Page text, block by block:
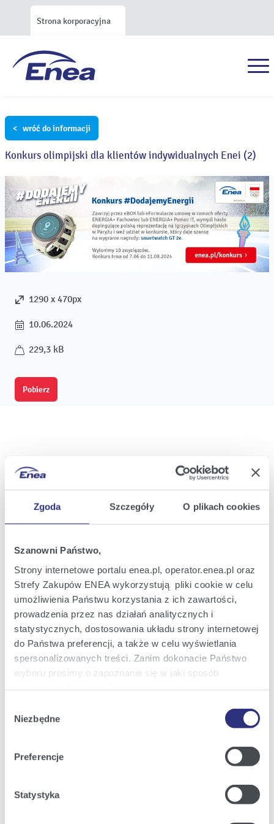
Zgoda Szczegóły O plikach cookies
Szanowni Państwo,
Strony internetowe portalu enea.pl, operator.enea.pl oraz
Strefy Zakupów ENEA wykorzystują pliki cookie w celu
umożliwienia Państwu korzystania z ich zawartości,
prowadzenia przez nas działań analitycznych i
statystycznych, dostosowania układu strony internetowej
do Państwa preferencji, a także w celu wyświetlania
spersonalizowanych treści. Zanim dokonacie Państwo
wyboru prosimy o zapoznanie się w jaki sposób
Szczegółowe informacje na ten temat znajdziecie
Polityce
zgodę na umieszczenie wszystkich rodzajów plików
cookie z których korzystamy, na Państwa urządzeniu.
zgody
Niezbędne
Preferencje
Statystyka
Strona korporacyjna
< wróć do informacji
Konkurs olimpijski dla klientów indywidualnych Enei (2)
1290 x 470px
10.06.2024
229,3 kB
Pobierz
Oferta
Zielona energia dla Małych firm
Instytucje publiczne
Podmioty współpracujące
Obsługa i kontakt
Moja Enea